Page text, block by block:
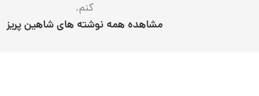
کنم.
مشاهده همه نوشته های شاهین پریز